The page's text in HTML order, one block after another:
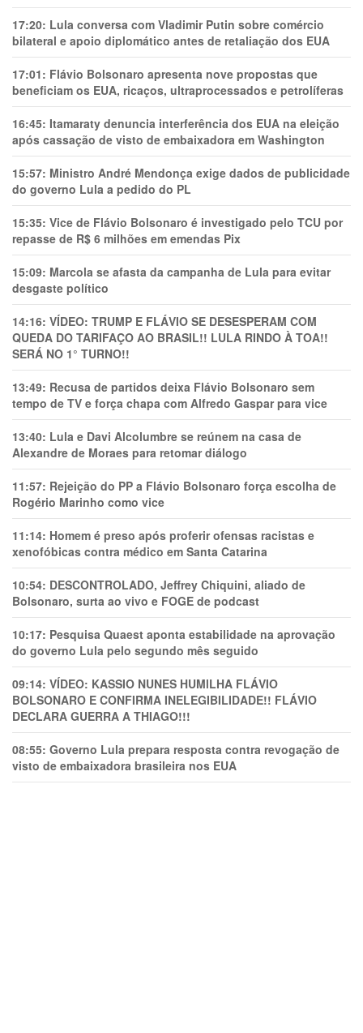
17:20: Lula conversa com Vladimir Putin sobre comércio
bilateral e apoio diplomático antes de retaliação dos EUA
17:01: Flávio Bolsonaro apresenta nove propostas que
beneficiam os EUA, ricaços, ultraprocessados e petrolíferas
16:45: Itamaraty denuncia interferência dos EUA na eleição
após cassação de visto de embaixadora em Washington
15:57: Ministro André Mendonça exige dados de publicidade
do governo Lula a pedido do PL
15:35: Vice de Flávio Bolsonaro é investigado pelo TCU por
repasse de R$ 6 milhões em emendas Pix
15:09: Marcola se afasta da campanha de Lula para evitar
desgaste político
14:16: VÍDEO: TRUMP E FLÁVIO SE DESESPERAM COM
QUEDA DO TARIFAÇO AO BRASIL!! LULA RINDO À TOA!!
SERÁ NO 1° TURNO!!
13:49: Recusa de partidos deixa Flávio Bolsonaro sem
tempo de TV e força chapa com Alfredo Gaspar para vice
13:40: Lula e Davi Alcolumbre se reúnem na casa de
Alexandre de Moraes para retomar diálogo
11:57: Rejeição do PP a Flávio Bolsonaro força escolha de
Rogério Marinho como vice
11:14: Homem é preso após proferir ofensas racistas e
xenofóbicas contra médico em Santa Catarina
10:54: DESCONTROLADO, Jeffrey Chiquini, aliado de
Bolsonaro, surta ao vivo e FOGE de podcast
10:17: Pesquisa Quaest aponta estabilidade na aprovação
do governo Lula pelo segundo mês seguido
09:14: VÍDEO: KASSIO NUNES HUMlLHA FLÁVIO
BOLSONARO E CONFIRMA INELEGIBILIDADE!! FLÁVIO
DECLARA GUERRA A THIAGO!!!
08:55: Governo Lula prepara resposta contra revogação de
visto de embaixadora brasileira nos EUA